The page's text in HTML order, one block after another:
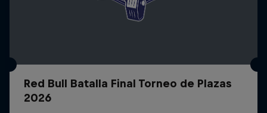
Red Bull Batalla Final Torneo de Plazas
2026